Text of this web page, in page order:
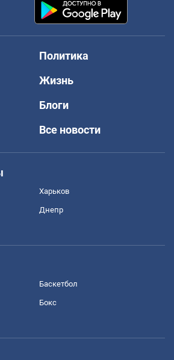
Политика
Жизнь
Блоги
Все новости
Харьков
Днепр
Баскетбол
Бокс